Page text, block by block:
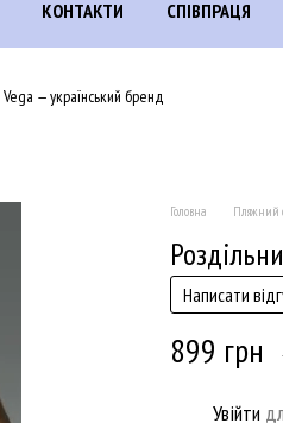
КОНТАКТИ СПІВПРАЦЯ
Головна Пляжний
Написати
899 грн
Увійти